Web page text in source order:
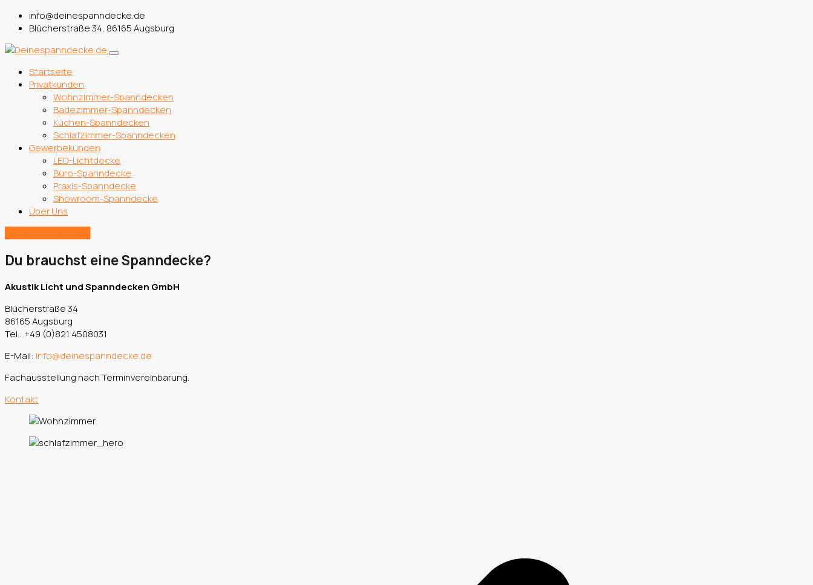
info@deinespanndecke.de
Blücherstraße 34, 86165 Augsburg
Startseite
Privatkunden
Wohnzimmer-Spanndecken
Badezimmer-Spanndecken
Küchen-Spanndecken
Schlafzimmer-Spanndecken
Gewerbekunden
LED-Lichtdecke
Büro-Spanndecke
Praxis-Spanndecke
Showroom-Spanndecke
Über Uns
Du brauchst eine Spanndecke?
Akustik Licht und Spanndecken GmbH
Blücherstraße 34
86165 Augsburg
Tel.: +49 (0)821 4508031
E-Mail: info@deinespanndecke.de
Fachausstellung nach Terminvereinbarung.
Kontakt